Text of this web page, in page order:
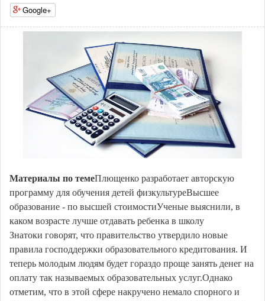
Google+
Материалы по темеПлющенко разработает авторскую
программу для обучения детей физкультуреВысшее
образование - по высшей стоимостиУченые выяснили, в
каком возрасте лучше отдавать ребенка в школу
Знатоки говорят, что правительство утвердило новые
правила господдержки образовательного кредитования. И
теперь молодым людям будет гораздо проще занять денег на
оплату так называемых образовательных услуг.Однако
отметим, что в этой сфере накручено немало спорного и